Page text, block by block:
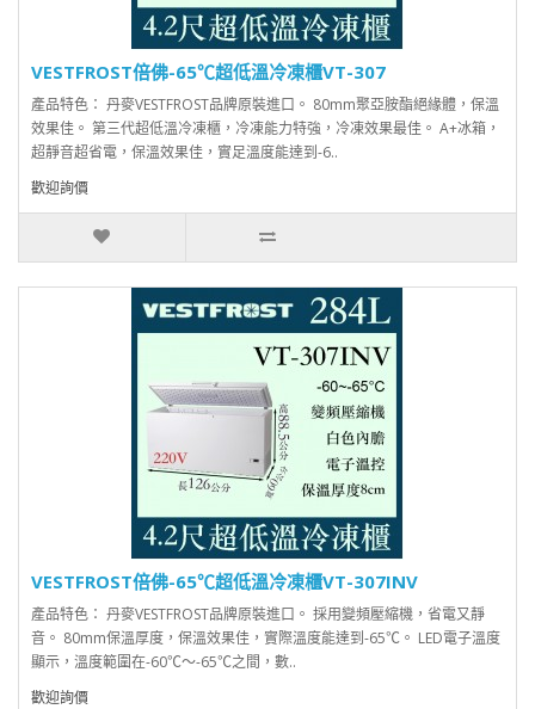
VESTFROST倍佛-65℃超低溫冷凍櫃VT-307
產品特色： 丹麥VESTFROST品牌原裝進口。 80mm聚亞胺酯絕緣體，保溫
效果佳。 第三代超低溫冷凍櫃，冷凍能力特強，冷凍效果最佳。 A+冰箱，
超靜音超省電，保溫效果佳，實足溫度能達到-6..
歡迎詢價
VESTFROST倍佛-65℃超低溫冷凍櫃VT-307INV
產品特色： 丹麥VESTFROST品牌原裝進口。 採用變頻壓縮機，省電又靜
音。 80mm保溫厚度，保溫效果佳，實際溫度能達到-65℃。 LED電子溫度
顯示，溫度範圍在-60℃～-65℃之間，數..
歡迎詢價